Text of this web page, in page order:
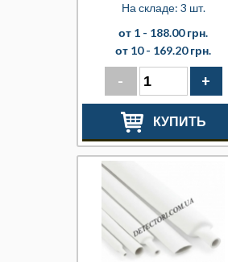
На складе: 3 шт.
от 1 - 188.00 грн.
от 10 - 169.20 грн.
- +
КУПИТЬ